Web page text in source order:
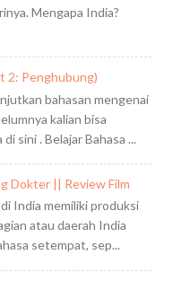
Mengapa India?
2: Penghubung)
bahasan mengenai
kalian bisa
sini . Belajar Bahasa ...
Dokter || Review Film
India memiliki produksi
atau daerah India
setempat, sep...